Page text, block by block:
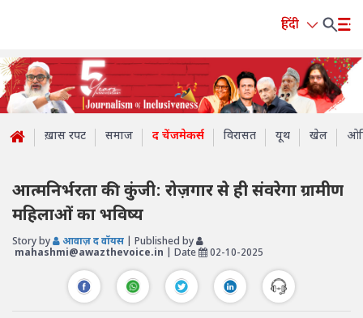
हिंदी
ख़ास रपट समाज द चेंजमेकर्स विरासत यूथ खेल
आत्मनिर्भरता की कुंजी: रोज़गार से ही संवरेगा ग्रामीण
महिलाओं का भविष्य
Story by आवाज़ द वॉयस
| Published by
mahashmi@awazthevoice.in | Date 02-10-2025